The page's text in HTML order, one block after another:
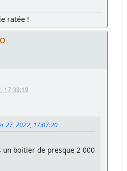
ratée !
17:39:19
27, 2022, 17:07:20
boitier de presque 2 000